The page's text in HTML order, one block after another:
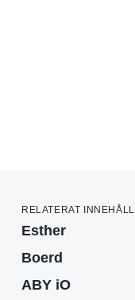
RELATERAT INNEHÅLL
Esther
Boerd
ABY iO